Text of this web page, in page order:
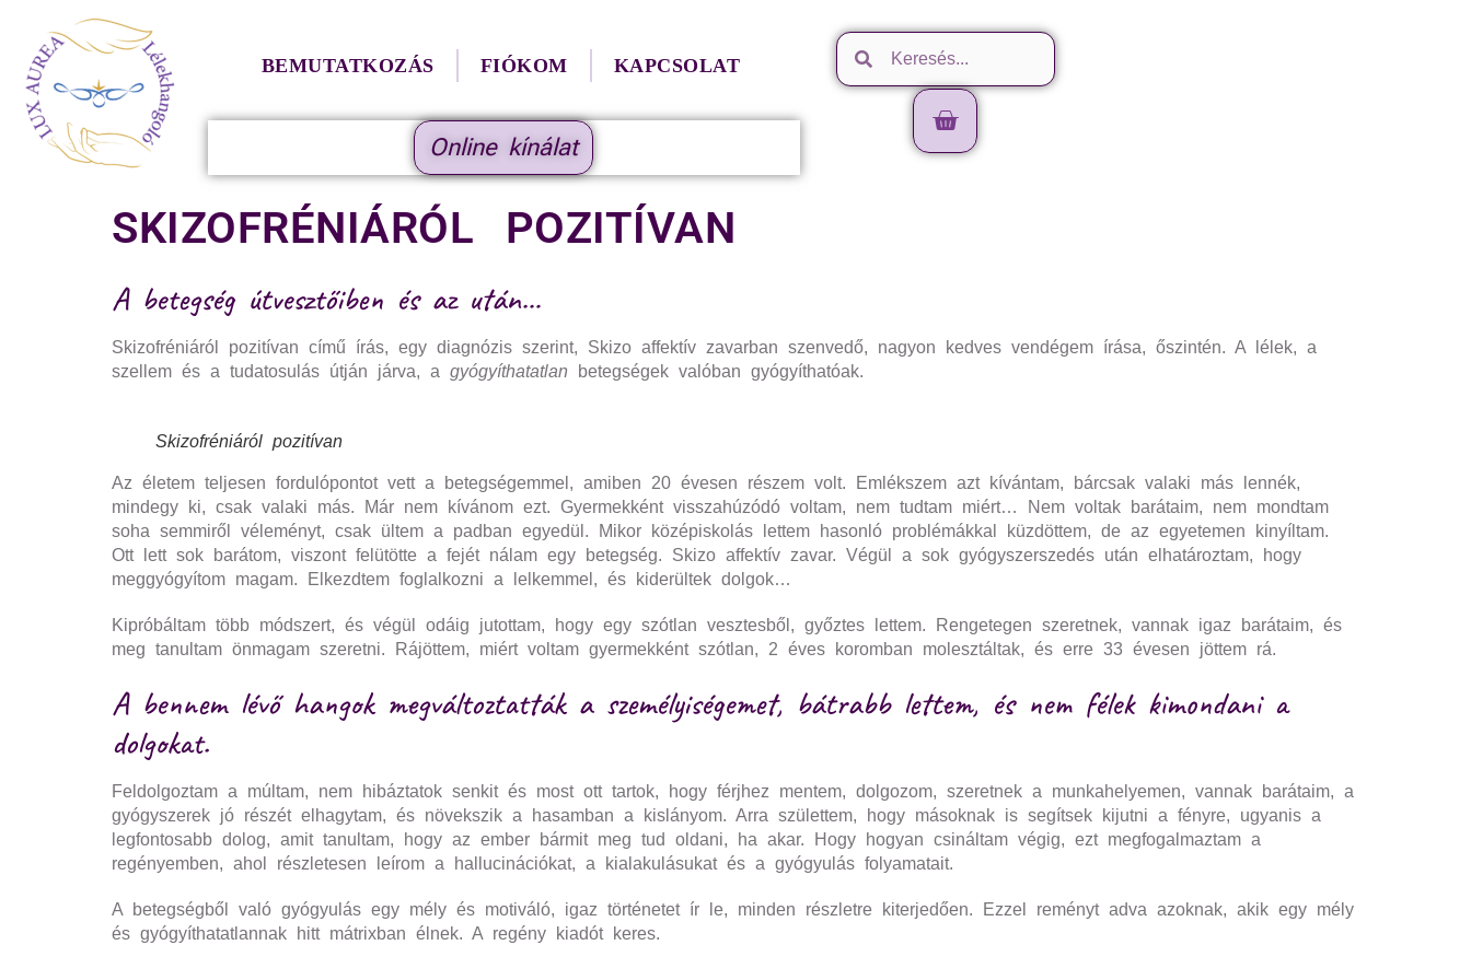
BEMUTATKOZÁS FIÓKOM KAPCSOLAT
Online kínálat
SKIZOFRÉNIÁRÓL POZITÍVAN
A betegség útvesztőiben és az után…
Skizofréniáról pozitívan című írás, egy diagnózis szerint, Skizo affektív zavarban szenvedő, nagyon kedves vendégem írása, őszintén. A lélek, a
szellem és a tudatosulás útján járva, a gyógyíthatatlan betegségek valóban gyógyíthatóak.
Skizofréniáról pozitívan
Az életem teljesen fordulópontot vett a betegségemmel, amiben 20 évesen részem volt. Emlékszem azt kívántam, bárcsak valaki más lennék,
mindegy ki, csak valaki más. Már nem kívánom ezt. Gyermekként visszahúzódó voltam, nem tudtam miért… Nem voltak barátaim, nem mondtam
soha semmiről véleményt, csak ültem a padban egyedül. Mikor középiskolás lettem hasonló problémákkal küzdöttem, de az egyetemen kinyíltam.
Ott lett sok barátom, viszont felütötte a fejét nálam egy betegség. Skizo affektív zavar. Végül a sok gyógyszerszedés után elhatároztam, hogy
meggyógyítom magam. Elkezdtem foglalkozni a lelkemmel, és kiderültek dolgok…
Kipróbáltam több módszert, és végül odáig jutottam, hogy egy szótlan vesztesből, győztes lettem. Rengetegen szeretnek, vannak igaz barátaim, és
meg tanultam önmagam szeretni. Rájöttem, miért voltam gyermekként szótlan, 2 éves koromban molesztáltak, és erre 33 évesen jöttem rá.
A bennem lévő hangok megváltoztatták a személyiségemet, bátrabb lettem, és nem félek kimondani a
dolgokat.
Feldolgoztam a múltam, nem hibáztatok senkit és most ott tartok, hogy férjhez mentem, dolgozom, szeretnek a munkahelyemen, vannak barátaim, a
gyógyszerek jó részét elhagytam, és növekszik a hasamban a kislányom. Arra születtem, hogy másoknak is segítsek kijutni a fényre, ugyanis a
legfontosabb dolog, amit tanultam, hogy az ember bármit meg tud oldani, ha akar. Hogy hogyan csináltam végig, ezt megfogalmaztam a
regényemben, ahol részletesen leírom a hallucinációkat, a kialakulásukat és a gyógyulás folyamatait.
A betegségből való gyógyulás egy mély és motiváló, igaz történetet ír le, minden részletre kiterjedően. Ezzel reményt adva azoknak, akik egy mély
és gyógyíthatatlannak hitt mátrixban élnek. A regény kiadót keres.